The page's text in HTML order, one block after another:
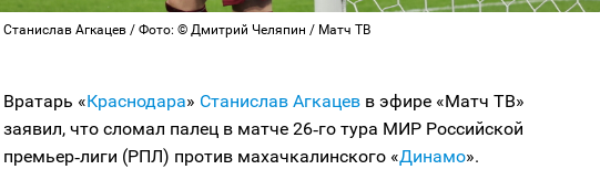
Станислав Агкацев / Фото: © Дмитрий Челяпин / Матч ТВ
Вратарь «Краснодара» Станислав Агкацев в эфире «Матч ТВ»
заявил, что сломал палец в матче 26‑го тура МИР Российской
премьер‑лиги (РПЛ) против махачкалинского «Динамо».